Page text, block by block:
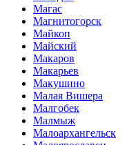
Магас
Магнитогорск
Майкоп
Майский
Макаров
Макарьев
Макушино
Малая Вишера
Малгобек
Малмыж
Малоархангельск